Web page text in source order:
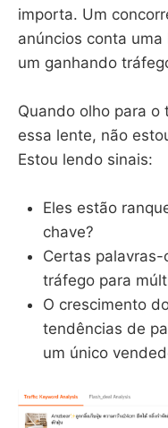
importa. Um
anúncios conta
um ganhando
Quando olho para o
essa lente, não
Estou lendo sinais:
Eles estão
chave?
Certas
tráfego para
O crescimento
tendências de
um único